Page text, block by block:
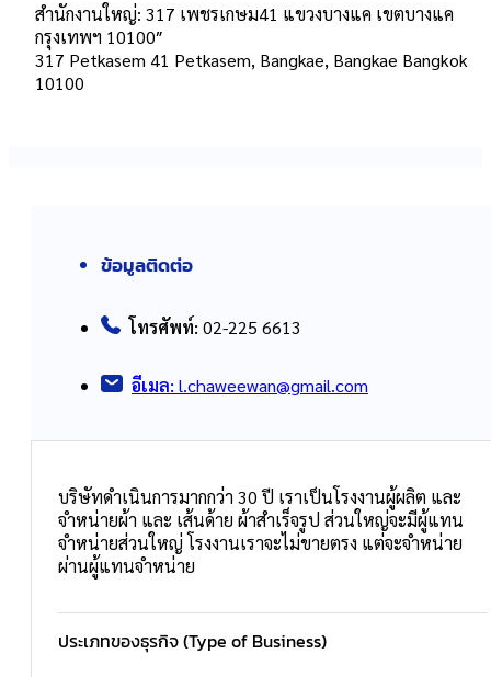
สำนักงานใหญ่: 317 เพชรเกษม41 แขวงบางแค เขตบางแค
กรุงเทพฯ 10100″
317 Petkasem 41 Petkasem, Bangkae, Bangkae Bangkok
10100
ข้อมูลติดต่อ
โทรศัพท์: 02-225 6613
อีเมล: l.chaweewan@gmail.com
บริษัทดำเนินการมากกว่า 30 ปี เราเป็นโรงงานผู้ผลิต และ
จำหน่ายผ้า และ เส้นด้าย ผ้าสำเร็จรูป ส่วนใหญ่จะมีผู้แทน
จำหน่ายส่วนใหญ่ โรงงานเราจะไม่ขายตรง แต่จะจำหน่าย
ผ่านผู้แทนจำหน่าย
ประเภทของธุรกิจ (Type of Business)